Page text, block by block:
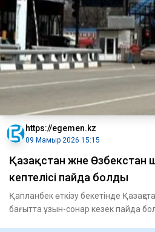
https://egemen.kz
09 Мамыр 2026 15:15
Қазақстан және Өзбекстан
кептелісі пайда болды
Қапланбек өткізу бекетінде
бағытта ұзын-сонар кезек пайда